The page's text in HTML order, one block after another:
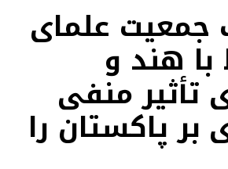
جمعیت علمای
با هند و
تأثیر منفی
پاکستان را